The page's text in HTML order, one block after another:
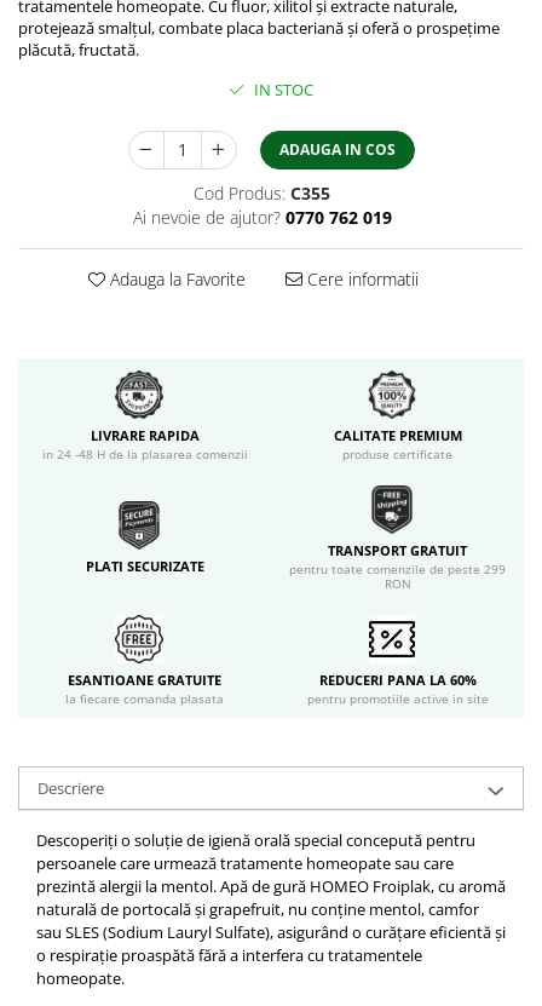
tratamentele homeopate. Cu fluor, xilitol și extracte naturale,
protejează smalțul, combate placa bacteriană și oferă o prospețime
plăcută, fructată.
IN STOC
ADAUGA IN COS
Cod Produs: C355
Ai nevoie de ajutor? 0770 762 019
Adauga la Favorite Cere informatii
LIVRARE RAPIDA
in 24 -48 H de la plasarea comenzii
CALITATE PREMIUM
produse certificate
PLATI SECURIZATE
TRANSPORT GRATUIT
pentru toate comenzile de peste 299
RON
ESANTIOANE GRATUITE
la fiecare comanda plasata
REDUCERI PANA LA 60%
pentru promotiile active in site
Descriere
Descoperiți o soluție de igienă orală special concepută pentru
persoanele care urmează tratamente homeopate sau care
prezintă alergii la mentol. Apă de gură HOMEO Froiplak, cu aromă
naturală de portocală și grapefruit, nu conține mentol, camfor
sau SLES (Sodium Lauryl Sulfate), asigurând o curățare eficientă și
o respirație proaspătă fără a interfera cu tratamentele
homeopate.​